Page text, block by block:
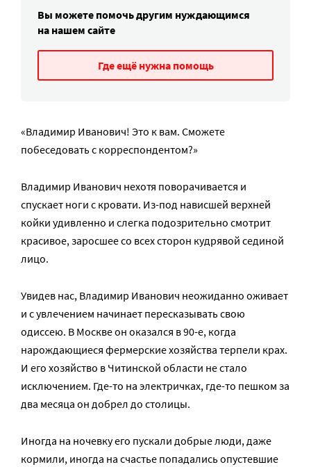
Вы можете помочь другим нуждающимся
на нашем сайте
Где ещё нужна помощь
«Владимир Иванович! Это к вам. Сможете
побеседовать с корреспондентом?»
Владимир Иванович нехотя поворачивается и
спускает ноги с кровати. Из-под нависшей верхней
койки удивленно и слегка подозрительно смотрит
красивое, заросшее со всех сторон кудрявой сединой
лицо.
Увидев нас, Владимир Иванович неожиданно оживает
и с увлечением начинает пересказывать свою
одиссею. В Москве он оказался в 90-е, когда
нарождающиеся фермерские хозяйства терпели крах.
И его хозяйство в Читинской области не стало
исключением. Где-то на электричках, где-то пешком за
два месяца он добрел до столицы.
Иногда на ночевку его пускали добрые люди, даже
кормили, иногда на счастье попадались опустевшие